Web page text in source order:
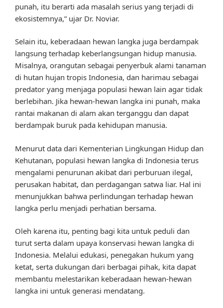
punah, itu berarti ada masalah serius yang terjadi di
ekosistemnya,” ujar Dr. Noviar.
Selain itu, keberadaan hewan langka juga berdampak
langsung terhadap keberlangsungan hidup manusia.
Misalnya, orangutan sebagai penyerbuk alami tanaman
di hutan hujan tropis Indonesia, dan harimau sebagai
predator yang menjaga populasi hewan lain agar tidak
berlebihan. Jika hewan-hewan langka ini punah, maka
rantai makanan di alam akan terganggu dan dapat
berdampak buruk pada kehidupan manusia.
Menurut data dari Kementerian Lingkungan Hidup dan
Kehutanan, populasi hewan langka di Indonesia terus
mengalami penurunan akibat dari perburuan ilegal,
perusakan habitat, dan perdagangan satwa liar. Hal ini
menunjukkan bahwa perlindungan terhadap hewan
langka perlu menjadi perhatian bersama.
Oleh karena itu, penting bagi kita untuk peduli dan
turut serta dalam upaya konservasi hewan langka di
Indonesia. Melalui edukasi, penegakan hukum yang
ketat, serta dukungan dari berbagai pihak, kita dapat
membantu melestarikan keberadaan hewan-hewan
langka ini untuk generasi mendatang.